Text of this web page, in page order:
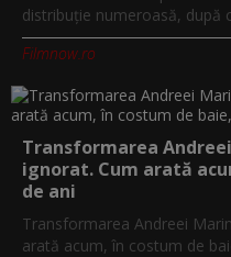
distribuție numeroasă, după
Filmnow.ro
Transformarea
ignorat. Cum arată
de ani
Transformarea Andreei
arată acum, în costum de